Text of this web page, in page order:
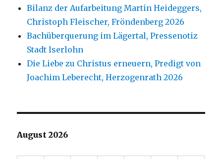
Bilanz der Aufarbeitung Martin Heideggers,
Christoph Fleischer, Fröndenberg 2026
Bachüberquerung im Lägertal, Pressenotiz
Stadt Iserlohn
Die Liebe zu Christus erneuern, Predigt von
Joachim Leberecht, Herzogenrath 2026
August 2026